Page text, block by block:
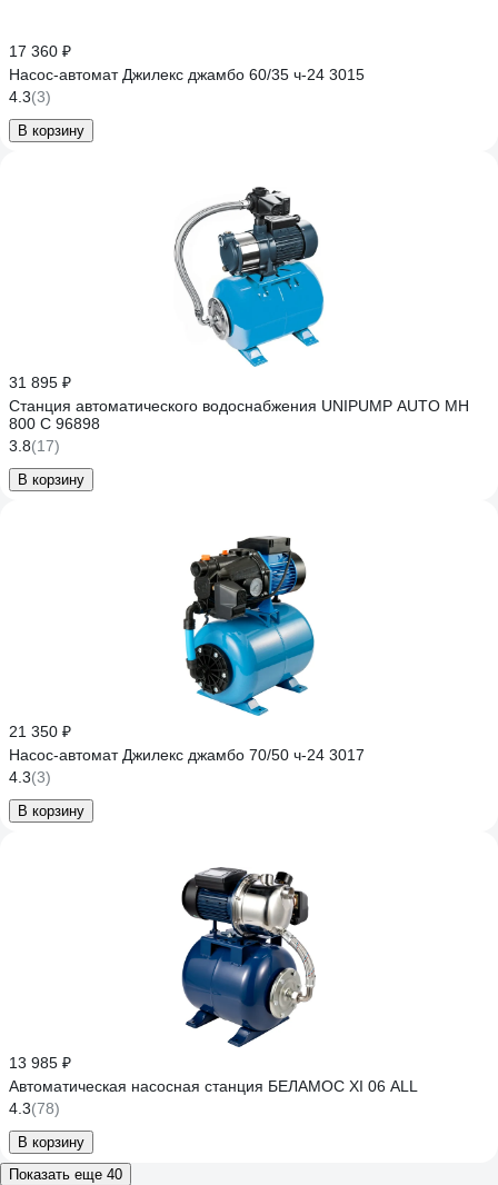
17 360 ₽
Насос-автомат Джилекс джамбо 60/35 ч-24 3015
4.3(3)
В корзину
31 895 ₽
Станция автоматического водоснабжения UNIPUMP AUTO MH
800 С 96898
3.8(17)
В корзину
21 350 ₽
Насос-автомат Джилекс джамбо 70/50 ч-24 3017
4.3(3)
В корзину
13 985 ₽
Автоматическая насосная станция БЕЛАМОС XI 06 ALL
4.3(78)
В корзину
Показать еще 40